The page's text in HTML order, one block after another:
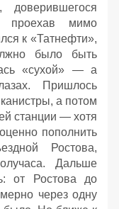
доверившегося
проехав мимо
к «Татнефти»,
было быть
«сухой» — а
Пришлось
а потом
станции — хотя
пополнить
Ростова,
Дальше
от Ростова до
через одну